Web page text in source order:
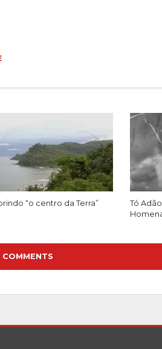
“o centro da Terra”
Tó
COMMENTS